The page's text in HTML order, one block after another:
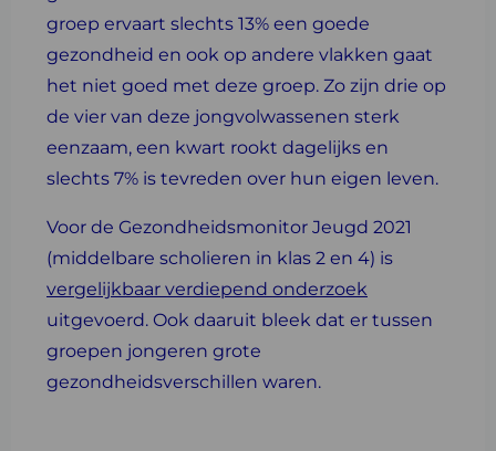
groep ervaart slechts 13% een goede
gezondheid en ook op andere vlakken gaat
het niet goed met deze groep. Zo zijn drie op
de vier van deze jongvolwassenen sterk
eenzaam, een kwart rookt dagelijks en
slechts 7% is tevreden over hun eigen leven.
Voor de Gezondheidsmonitor Jeugd 2021
(middelbare scholieren in klas 2 en 4) is
vergelijkbaar verdiepend onderzoek
uitgevoerd. Ook daaruit bleek dat er tussen
groepen jongeren grote
gezondheidsverschillen waren.